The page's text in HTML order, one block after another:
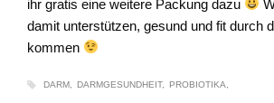
ihr gratis eine weitere Packung dazu
damit unterstützen, gesund und fit durch
kommen
DARM DARMGESUNDHEIT PROBIOTIKA